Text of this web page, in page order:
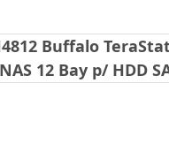
Buffalo
NAS 12 Bay p/ HDD